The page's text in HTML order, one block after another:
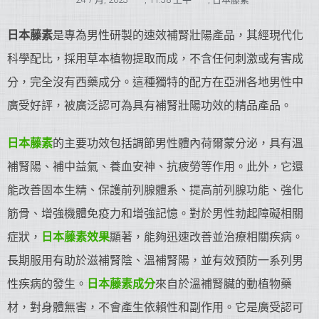
日本藤素是專為男性研製的速效補腎壯陽產品，其經現代化
科學配比，採用草本植物提取而成，不含任何刺激或有害成
分，完全沒有西藥成分。這種獨特的配方在亞洲各地男性中
廣受好評，被廣泛認可為具有補腎壯陽功效的精品產品。
日本藤素的主要功效包括調節男性體內荷爾蒙分泌，具有溫
補腎陽、補中益氣、養血安神、抗疲勞等作用。此外，它還
能改善固本生精、保護前列腺體系、提高前列腺功能、強化
筋骨、增強機體免疫力和增強記憶。對於男性勃起障礙相關
症狀， 日本藤素效果顯著，能夠迅速改善並治療相關疾病。
長期服用有助於滋補腎陰、溫補腎陽，並有效預防一系列男
性疾病的發生。 日本藤素成分來自於溫補腎臟的動植物藥
材，對身體無害，不會產生依賴性和副作用。它是廣受認可